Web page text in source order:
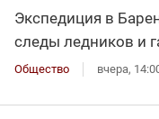
Экспедиция в
следы ледников и
Общество вчера,